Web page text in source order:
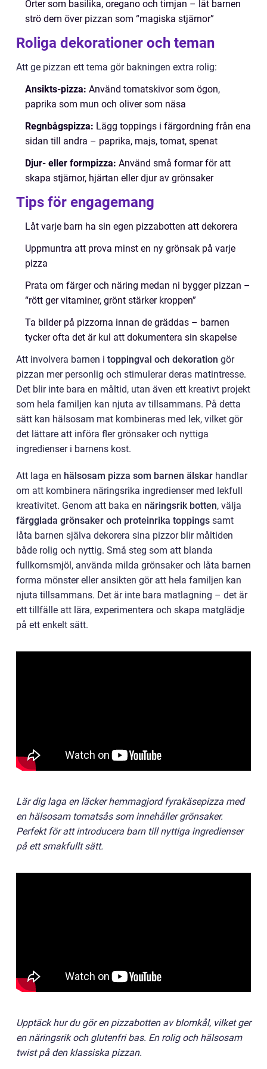
Örter som basilika, oregano och timjan – låt barnen
strö dem över pizzan som “magiska stjärnor”
Roliga dekorationer och teman
Att ge pizzan ett tema gör bakningen extra rolig:
Ansikts-pizza: Använd tomatskivor som ögon,
paprika som mun och oliver som näsa
Regnbågspizza: Lägg toppings i färgordning från ena
sidan till andra – paprika, majs, tomat, spenat
Djur- eller formpizza: Använd små formar för att
skapa stjärnor, hjärtan eller djur av grönsaker
Tips för engagemang
Låt varje barn ha sin egen pizzabotten att dekorera
Uppmuntra att prova minst en ny grönsak på varje
pizza
Prata om färger och näring medan ni bygger pizzan –
“rött ger vitaminer, grönt stärker kroppen”
Ta bilder på pizzorna innan de gräddas – barnen
tycker ofta det är kul att dokumentera sin skapelse
Att involvera barnen i toppingval och dekoration gör
pizzan mer personlig och stimulerar deras matintresse.
Det blir inte bara en måltid, utan även ett kreativt projekt
som hela familjen kan njuta av tillsammans. På detta
sätt kan hälsosam mat kombineras med lek, vilket gör
det lättare att införa fler grönsaker och nyttiga
ingredienser i barnens kost.
Att laga en hälsosam pizza som barnen älskar handlar
om att kombinera näringsrika ingredienser med lekfull
kreativitet. Genom att baka en näringsrik botten, välja
färgglada grönsaker och proteinrika toppings samt
låta barnen själva dekorera sina pizzor blir måltiden
både rolig och nyttig. Små steg som att blanda
fullkornsmjöl, använda milda grönsaker och låta barnen
forma mönster eller ansikten gör att hela familjen kan
njuta tillsammans. Det är inte bara matlagning – det är
ett tillfälle att lära, experimentera och skapa matglädje
på ett enkelt sätt.
Lär dig laga en läcker hemmagjord fyrakäsepizza med
en hälsosam tomatsås som innehåller grönsaker.
Perfekt för att introducera barn till nyttiga ingredienser
på ett smakfullt sätt.
Upptäck hur du gör en pizzabotten av blomkål, vilket ger
en näringsrik och glutenfri bas. En rolig och hälsosam
twist på den klassiska pizzan.